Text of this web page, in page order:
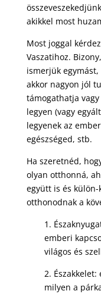
akikkel most
Most joggal
Vaszatihoz.
ismerjük
akkor nagyon jól
támogathatja
legyen (vagy
legyenek az
egészséged, stb.
Ha szeretnéd,
olyan otthonná,
együtt is és
otthonodnak a
1.
emberi
világos és
2.
milyen a